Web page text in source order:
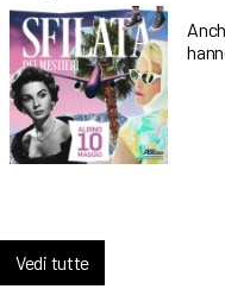
Vedi tutte